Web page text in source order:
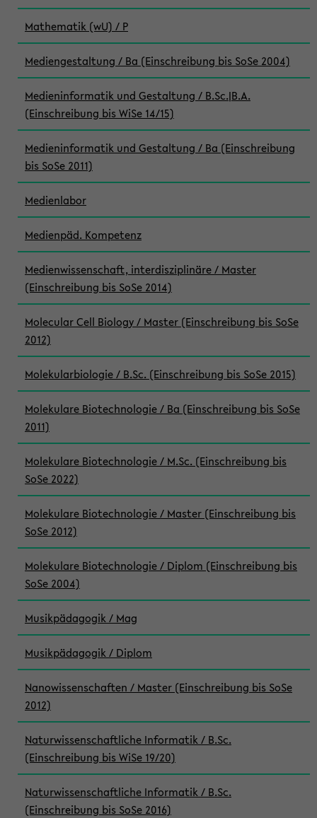
Mathematik (wU) / P
Mediengestaltung / Ba (Einschreibung bis SoSe 2004)
Medieninformatik und Gestaltung / B.Sc.|B.A.
(Einschreibung bis WiSe 14/15)
Medieninformatik und Gestaltung / Ba (Einschreibung
bis SoSe 2011)
Medienlabor
Medienpäd. Kompetenz
Medienwissenschaft, interdisziplinäre / Master
(Einschreibung bis SoSe 2014)
Molecular Cell Biology / Master (Einschreibung bis SoSe
2012)
Molekularbiologie / B.Sc. (Einschreibung bis SoSe 2015)
Molekulare Biotechnologie / Ba (Einschreibung bis SoSe
2011)
Molekulare Biotechnologie / M.Sc. (Einschreibung bis
SoSe 2022)
Molekulare Biotechnologie / Master (Einschreibung bis
SoSe 2012)
Molekulare Biotechnologie / Diplom (Einschreibung bis
SoSe 2004)
Musikpädagogik / Mag
Musikpädagogik / Diplom
Nanowissenschaften / Master (Einschreibung bis SoSe
2012)
Naturwissenschaftliche Informatik / B.Sc.
(Einschreibung bis WiSe 19/20)
Naturwissenschaftliche Informatik / B.Sc.
(Einschreibung bis SoSe 2016)